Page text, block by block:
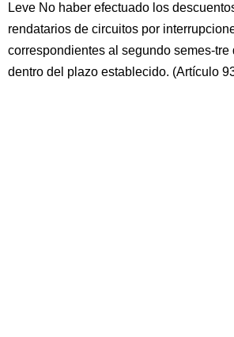
Leve No haber efectuado los
rendatarios de circuitos por
correspondientes al segundo semes-tre
dentro del plazo establecido. (Artículo